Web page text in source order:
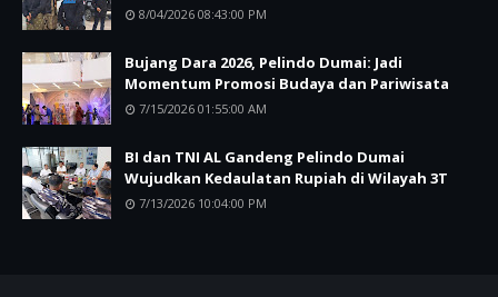
8/04/2026 08:43:00 PM
Bujang Dara 2026, Pelindo Dumai: Jadi
Momentum Promosi Budaya dan Pariwisata
7/15/2026 01:55:00 AM
BI dan TNI AL Gandeng Pelindo Dumai
Wujudkan Kedaulatan Rupiah di Wilayah 3T
7/13/2026 10:04:00 PM